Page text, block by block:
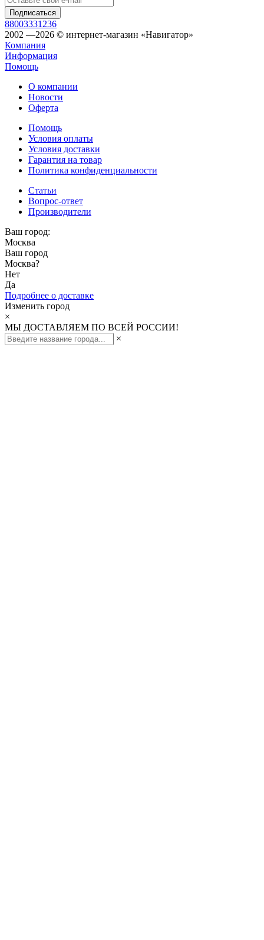
88003331236
2002 —2026 © интернет-магазин «Навигатор»
Компания
Информация
Помощь
О компании
Новости
Оферта
Помощь
Условия оплаты
Условия доставки
Гарантия на товар
Политика конфиденциальности
Статьи
Вопрос-ответ
Производители
Ваш город:
Москва
Ваш город
Москва?
Нет
Да
Подробнее о доставке
Изменить город
×
МЫ ДОСТАВЛЯЕМ ПО ВСЕЙ РОССИИ!
×